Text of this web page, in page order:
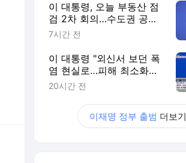
이 대통령, 오늘 부동산 점
검 2차 회의…수도권 공급
대책 논의한다
7시간 전
이 대통령 "외신서 보던 폭
염 현실로…피해 최소화에
행정력 총동원"
20시간 전
이재명 정부 출범 더보기